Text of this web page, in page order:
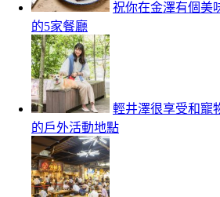
祝你在金澤有個美
的5家餐廳
輕井澤很享受和寵
的戶外活動地點